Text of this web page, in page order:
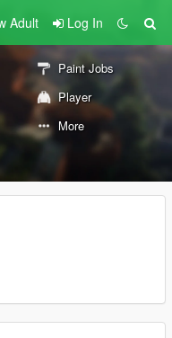
Adult Log In
Paint Jobs
Player
More